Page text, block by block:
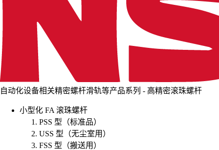
自动化设备相关精密螺杆滑轨等产品系列 - 高精密滚珠螺杆
小型化 FA 滚珠螺杆
PSS 型（标准品）
USS 型（无尘室用）
FSS 型（搬送用）